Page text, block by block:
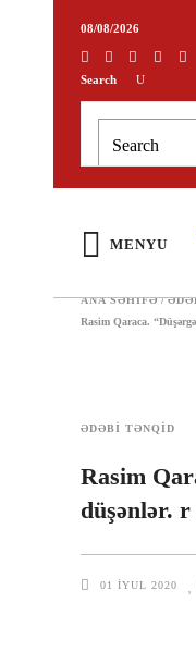
08/08/2026
Search
MENYU
ANA SƏHIFƏ/
Rasim Qaraca.
ƏDƏBİ TƏNQİD
Rasim
düşənlər. r
01 İYUL 2020